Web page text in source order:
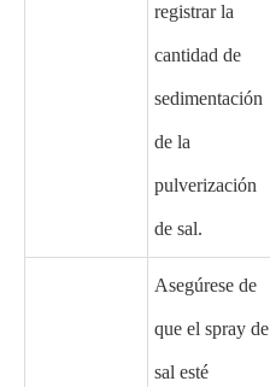
registrar la
cantidad de
sedimentación
de la
pulverización
de sal.
Asegúrese de
que el spray de
sal esté